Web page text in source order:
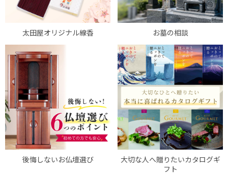
太田屋オリジナル線香 お墓の相談
後悔しないお仏壇選び
大切な人へ贈りたいカタログギ
フト